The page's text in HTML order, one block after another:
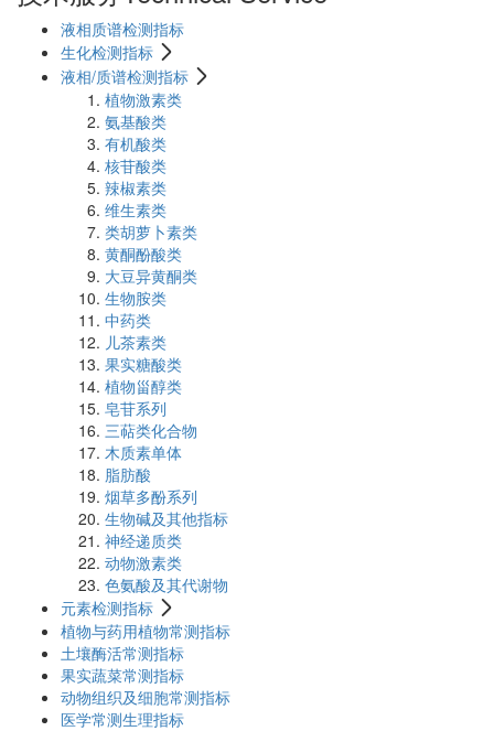
液相质谱检测指标
生化检测指标
液相/质谱检测指标
植物激素类
氨基酸类
有机酸类
核苷酸类
辣椒素类
维生素类
类胡萝卜素类
黄酮酚酸类
大豆异黄酮类
生物胺类
中药类
儿茶素类
果实糖酸类
植物甾醇类
皂苷系列
三萜类化合物
木质素单体
脂肪酸
烟草多酚系列
生物碱及其他指标
神经递质类
动物激素类
色氨酸及其代谢物
元素检测指标
植物与药用植物常测指标
土壤酶活常测指标
果实蔬菜常测指标
动物组织及细胞常测指标
医学常测生理指标